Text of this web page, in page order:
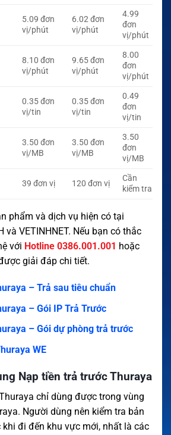
5.09 đơn
vị/phút
6.02 đơn
vị/phút
4.99
đơn
vị/phút
8.10 đơn
vị/phút
9.65 đơn
vị/phút
8.00
đơn
vị/phút
0.35 đơn
vị/tin
0.35 đơn
vị/tin
0.49
đơn
vị/tin
3.50 đơn
vị/MB
3.50 đơn
vị/MB
3.50
đơn
vị/MB
39 đơn vị 120 đơn vị
Cần
kiểm tra
phẩm và dịch vụ hiện có tại
và VETINHNET. Nếu bạn có thắc
với Hotline 0386.001.001 hoặc
giải đáp chi tiết.
– Trả sau tiêu chuẩn
– Gói IP Trả Trước
– Gói dự phòng trả trước
WE
Nạp tiền trả trước Thuraya
chỉ dùng được trong vùng
Người dùng nên kiểm tra bản
đi đến khu vực mới, nhất là các